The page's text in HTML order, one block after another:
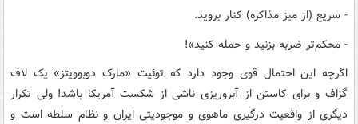
- سریع (از میز مذاکره) کنار بروید.
- محکم‌تر ضربه بزنید و حمله کنید»!
اگرچه این احتمال قوی وجود دارد که توئیت «مارک دوبوویتز» یک لاف
گزاف و برای کاستن از آبروریزی ناشی از شکست آمریکا باشد! ولی تکرار
دیگری از واقعیت درگیری ماهوی و موجودیتی ایران و نظام سلطه است و